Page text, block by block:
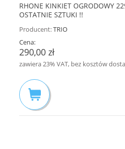
RHONE KINKIET OGRODOWY
OSTATNIE SZTUKI !!
Producent:TRIO
Cena:
290,00 zł
zawiera 23% VAT, bez kosztów